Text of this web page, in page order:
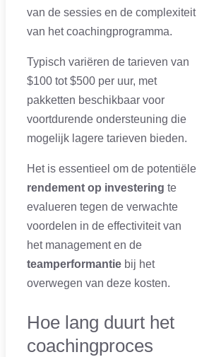
van de sessies en de complexiteit
van het coachingprogramma.
Typisch variëren de tarieven van
$100 tot $500 per uur, met
pakketten beschikbaar voor
voortdurende ondersteuning die
mogelijk lagere tarieven bieden.
Het is essentieel om de potentiële
rendement op investering te
evalueren tegen de verwachte
voordelen in de effectiviteit van
het management en de
teamperformantie bij het
overwegen van deze kosten.
Hoe lang duurt het
coachingproces